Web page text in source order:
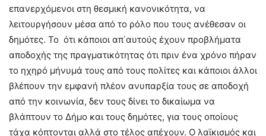
επανερχόμενοι στη θεσμική κανονικότητα, να
λειτουργήσουν μέσα από το ρόλο που τους ανέθεσαν οι
δημότες. Το ότι κάποιοι απ΄αυτούς έχουν προβλήματα
αποδοχής της πραγματικότητας ότι πριν ένα χρόνο πήραν
το ηχηρό μήνυμά τους από τους πολίτες και κάποιοι άλλοι
βλέπουν την εμφανή πλέον ανυπαρξία τους σε αποδοχή
από την κοινωνία, δεν τους δίνει το δικαίωμα να
βλάπτουν το Δήμο και τους δημότες, για τους οποίους
τάχα κόπτονται αλλά στο τέλος απέχουν. Ο λαϊκισμός και